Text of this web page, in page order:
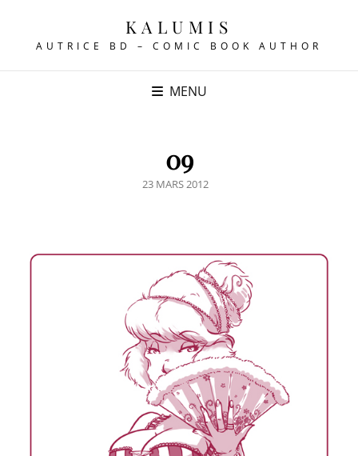
KALUMIS
AUTRICE BD – COMIC BOOK AUTHOR
MENU
09
POSTED
23 MARS 2012